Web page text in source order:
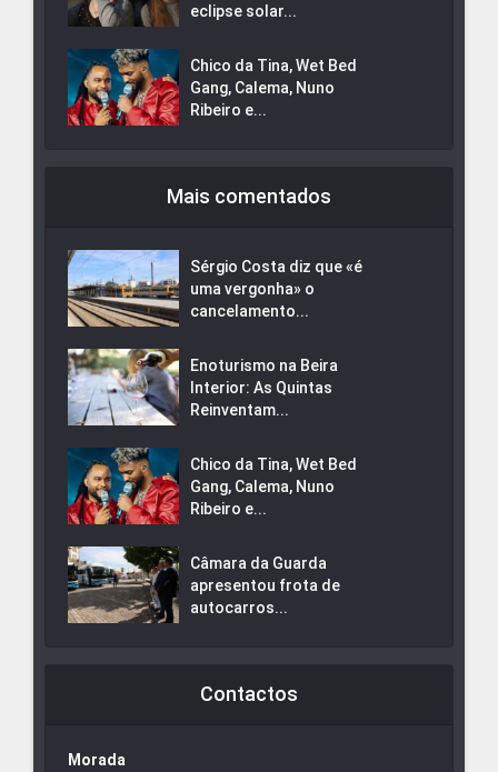
eclipse solar...
Chico da Tina, Wet Bed
Gang, Calema, Nuno
Ribeiro e...
Mais comentados
Sérgio Costa diz que «é
uma vergonha» o
cancelamento...
Enoturismo na Beira
Interior: As Quintas
Reinventam...
Chico da Tina, Wet Bed
Gang, Calema, Nuno
Ribeiro e...
Câmara da Guarda
apresentou frota de
autocarros...
Contactos
Morada